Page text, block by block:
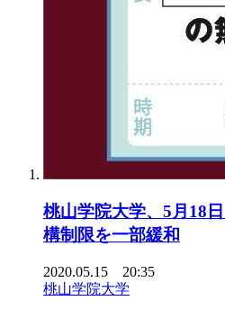
桃山学院大学、5月18
構制限を一部緩和
2020.05.15 20:35
桃山学院大学